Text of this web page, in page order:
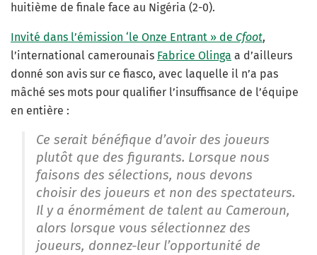
huitième de finale face au Nigéria (2-0).
Invité dans l’émission ‘le Onze Entrant » de Cfoot,
l’international camerounais Fabrice Olinga a d’ailleurs
donné son avis sur ce fiasco, avec laquelle il n’a pas
mâché ses mots pour qualifier l’insuffisance de l’équipe
en entière :
Ce serait bénéfique d’avoir des joueurs
plutôt que des figurants. Lorsque nous
faisons des sélections, nous devons
choisir des joueurs et non des spectateurs.
Il y a énormément de talent au Cameroun,
alors lorsque vous sélectionnez des
joueurs, donnez-leur l’opportunité de